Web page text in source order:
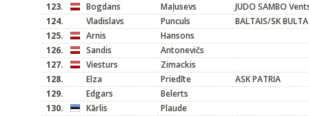
123.
Bogdans Maļusevs
JUDO SAMBO
124.
Vladislavs Punculs
BALTAIS/SK BULTA
125.
Arnis
Hansons
126.
Sandis
Antonevičs
127.
Viesturs
Zimackis
128.
Elza Priedīte
ASK PATRIA
129.
Edgars
Belerts
130.
Kārlis
Plaude